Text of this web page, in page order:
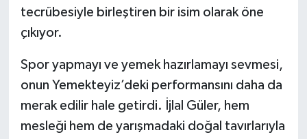
tecrübesiyle birleştiren bir isim olarak öne
çıkıyor.
Spor yapmayı ve yemek hazırlamayı sevmesi,
onun Yemekteyiz’deki performansını daha da
merak edilir hale getirdi. İjlal Güler, hem
mesleği hem de yarışmadaki doğal tavırlarıyla